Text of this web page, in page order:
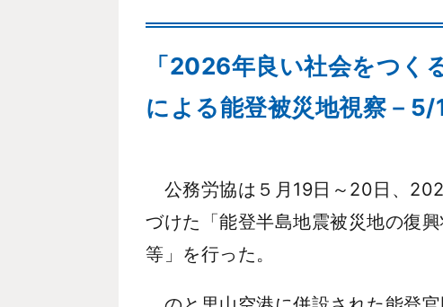
「2026年良い社会をつく
による能登被災地視察－
公務労協は５月19日～20日、
づけた「能登半島地震被災地の復
等」を行った。